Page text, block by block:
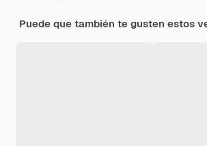
Puede que también te gusten estos